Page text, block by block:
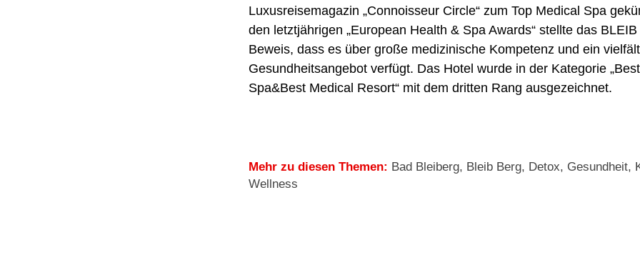
Luxusreisemagazin „Connoisseur Circle“ zum Top Medical Spa
den letztjährigen „European Health & Spa Awards“ stellte das
Beweis, dass es über große medizinische Kompetenz und ein
Gesundheitsangebot verfügt. Das Hotel wurde in der Kategorie
Spa&Best Medical Resort“ mit dem dritten Rang ausgezeichnet.
Mehr zu diesen Themen: Bad Bleiberg, Bleib Berg, Detox, Gesundheit,
Wellness